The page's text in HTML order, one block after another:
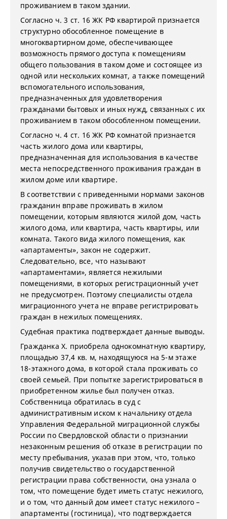
проживанием в таком здании.
Согласно ч. 3 ст. 16 ЖК РФ квартирой признается
структурно обособленное помещение в
многоквартирном доме, обеспечивающее
возможность прямого доступа к помещениям
общего пользования в таком доме и состоящее из
одной или нескольких комнат, а также помещений
вспомогательного использования,
предназначенных для удовлетворения
гражданами бытовых и иных нужд, связанных с их
проживанием в таком обособленном помещении.
Согласно ч. 4 ст. 16 ЖК РФ комнатой признается
часть жилого дома или квартиры,
предназначенная для использования в качестве
места непосредственного проживания граждан в
жилом доме или квартире.
В соответствии с приведенными нормами законов
гражданин вправе проживать в жилом
помещении, которым являются жилой дом, часть
жилого дома, или квартира, часть квартиры, или
комната. Такого вида жилого помещения, как
«апартаменты», закон не содержит.
Следовательно, все, что называют
«апартаментами», является нежилыми
помещениями, в которых регистрационный учет
не предусмотрен. Поэтому специалисты отдела
миграционного учета не вправе регистрировать
граждан в нежилых помещениях.
Судебная практика подтверждает данные выводы.
Гражданка Х. приобрела однокомнатную квартиру,
площадью 37,4 кв. м, находящуюся на 5-м этаже
18-этажного дома, в которой стала проживать со
своей семьей. При попытке зарегистрироваться в
приобретенном жилье был получен отказ.
Собственница обратилась в суд с
административным иском к начальнику отдела
Управления Федеральной миграционной службы
России по Свердловской области о признании
незаконным решения об отказе в регистрации по
месту пребывания, указав при этом, что, только
получив свидетельство о государственной
регистрации права собственности, она узнала о
том, что помещение будет иметь статус нежилого,
и о том, что данный дом имеет статус нежилого –
апартаменты (гостиница), что подтверждается